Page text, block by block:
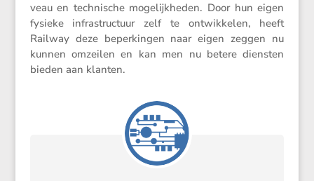
veau en techni­sche mogelijk­heden. Door hun eigen
fysieke infra­struc­tuur zelf te ontwik­kelen, heeft
Railway deze beper­kingen naar eigen zeggen nu
kunnen omzeilen en kan men nu betere diensten
bieden aan klanten.